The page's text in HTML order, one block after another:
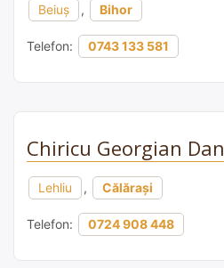
Beiuș , Bihor
Telefon: 0743 133 581
Chiricu Georgian Dan
Lehliu , Călărași
Telefon: 0724 908 448